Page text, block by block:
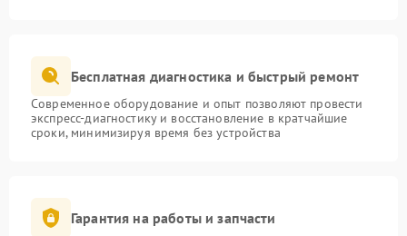
Бесплатная диагностика и быстрый ремонт
Современное оборудование и опыт позволяют провести
экспресс-диагностику и восстановление в кратчайшие
сроки, минимизируя время без устройства
Гарантия на работы и запчасти